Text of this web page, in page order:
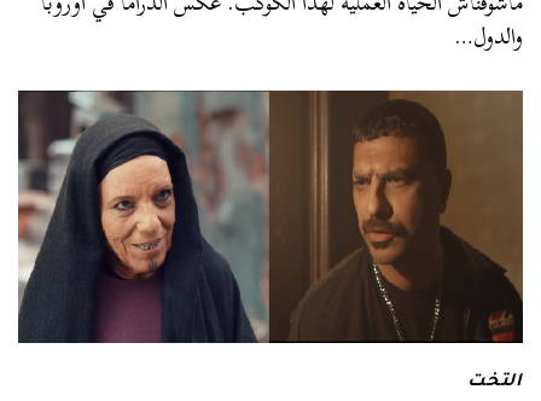
والدول…
التخت